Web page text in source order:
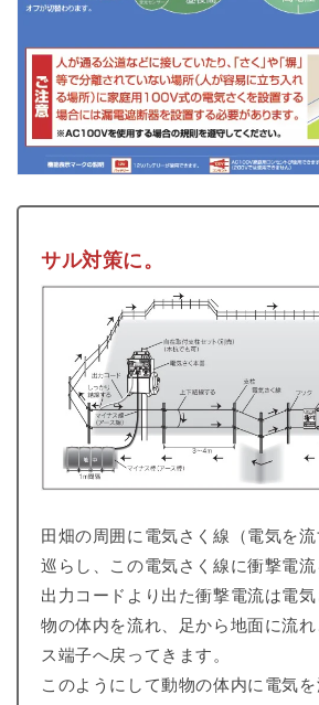
サル対策に。
田畑の周囲に電気さく線（電気を
巡らし、この電気さく線に衝撃電流
出力コードより出た衝撃電流は電
物の体内を流れ、足から地面に流
ス端子へ戻ってきます。
このようにして動物の体内に電気